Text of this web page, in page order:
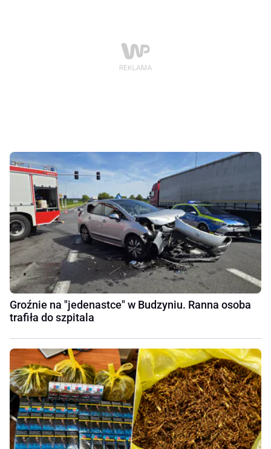
Groźnie na "jedenastce" w Budzyniu. Ranna osoba
trafiła do szpitala